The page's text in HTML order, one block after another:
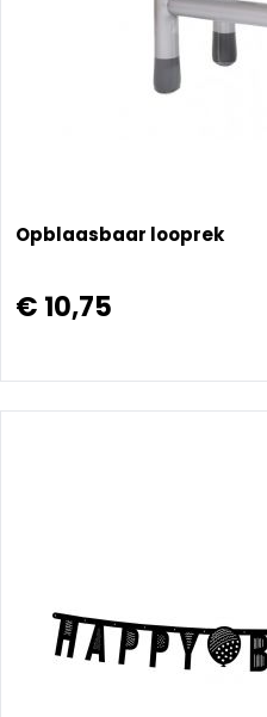
Opblaasbaar looprek
€ 10,75